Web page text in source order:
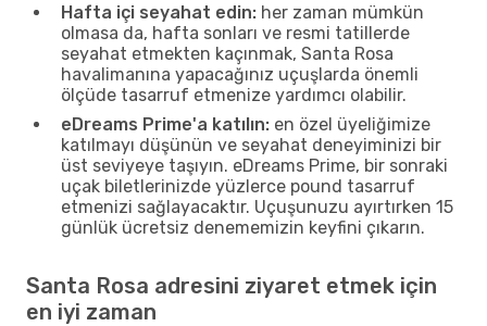
Hafta içi seyahat edin: her zaman mümkün
olmasa da, hafta sonları ve resmi tatillerde
seyahat etmekten kaçınmak, Santa Rosa
havalimanına yapacağınız uçuşlarda önemli
ölçüde tasarruf etmenize yardımcı olabilir.
eDreams Prime'a katılın: en özel üyeliğimize
katılmayı düşünün ve seyahat deneyiminizi bir
üst seviyeye taşıyın. eDreams Prime, bir sonraki
uçak biletlerinizde yüzlerce pound tasarruf
etmenizi sağlayacaktır. Uçuşunuzu ayırtırken 15
günlük ücretsiz denememizin keyfini çıkarın.
Santa Rosa adresini ziyaret etmek için
en iyi zaman